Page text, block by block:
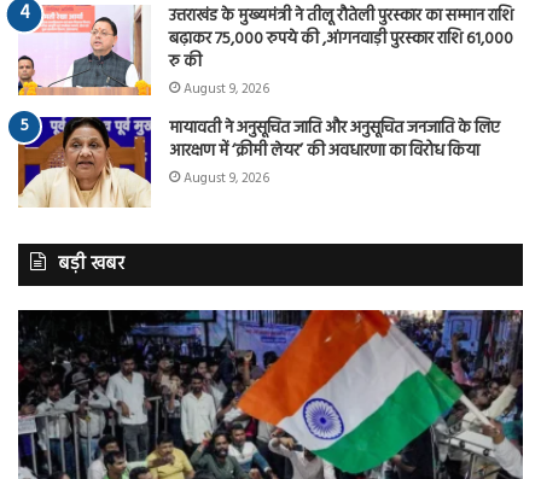
उत्तराखंड के मुख्यमंत्री ने तीलू रौतेली पुरस्कार का सम्मान राशि
बढ़ाकर 75,000 रुपये की ,आंगनवाड़ी पुरस्कार राशि 61,000
रु की
August 9, 2026
मायावती ने अनुसूचित जाति और अनुसूचित जनजाति के लिए
आरक्षण में ‘क्रीमी लेयर’ की अवधारणा का विरोध किया
August 9, 2026
बड़ी खबर